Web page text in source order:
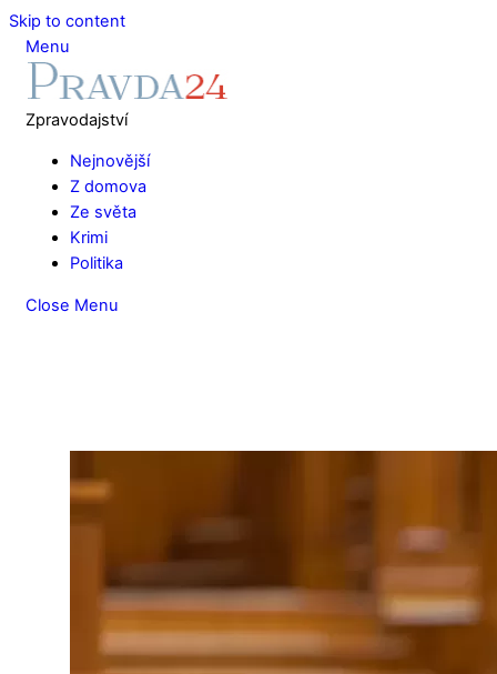
Skip to content
Menu
Zpravodajství
Nejnovější
Z domova
Ze světa
Krimi
Politika
Close Menu